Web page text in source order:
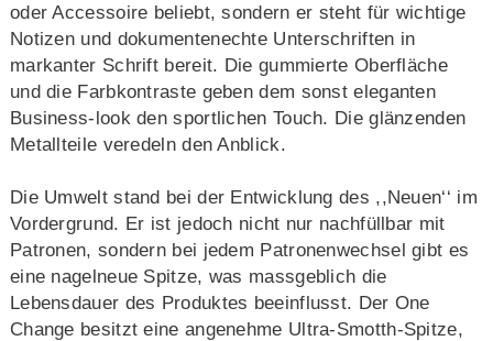
oder Accessoire beliebt, sondern er steht für wichtige
Notizen und dokumentenechte Unterschriften in
markanter Schrift bereit. Die gummierte Oberfläche
und die Farbkontraste geben dem sonst eleganten
Business-look den sportlichen Touch. Die glänzenden
Metallteile veredeln den Anblick.
Die Umwelt stand bei der Entwicklung des ,,Neuen‘‘ im
Vordergrund. Er ist jedoch nicht nur nachfüllbar mit
Patronen, sondern bei jedem Patronenwechsel gibt es
eine nagelneue Spitze, was massgeblich die
Lebensdauer des Produktes beeinflusst. Der One
Change besitzt eine angenehme Ultra-Smotth-Spitze,